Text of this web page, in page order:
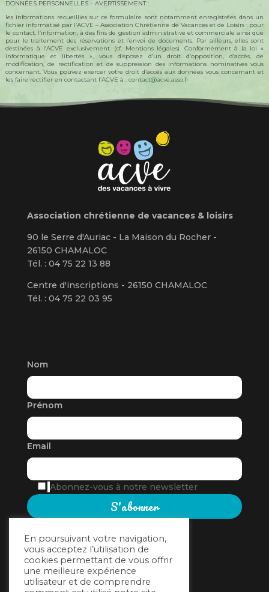
DONNÉES PERSONNELLES – AVERTISSEMENT :
les informations recueillies sur ce formulaire sont notamment enregistrées dans un
fichier informatisé par l’ACVE – Association Chrétienne de Vacances et de Loisirs : pour
le contact, l’information, à des fins de gestion administrative et commerciale ainsi que
pour le traitement des réservations et l’envoi de documents. Par ailleurs, elles sont
destinées à l’ACVE exclusivement. (cf. Mentions légales). Conformément à la loi «
informatique et libertés », vous disposez d’un droit d’opposition, d’accès, de
modification, de rectification et de suppression des informations nominatives vous
concernant. Vous pouvez exercer votre droit d’accès aux données vous concernant et
les faire rectifier en contactant l’ACVE à : contact@acve.asso.fr
Association chrétienne de vacances & loisirs
90 le Serre d'Auriac - La Maison du Rocher -
26150 CHAMALOC
Tél. : 04 75 22 13 88
Centre d'inscriptions - 26150 CHAMALOC
Tél. : 04 75 22 03 95
Nom
Prénom
Email
Abonnez-vous à notre newsletter
En poursuivant votre navigation,
vous acceptez l’utilisation de
cookies permettant de vous offrir
une meilleure expérience
utilisateur et de comprendre